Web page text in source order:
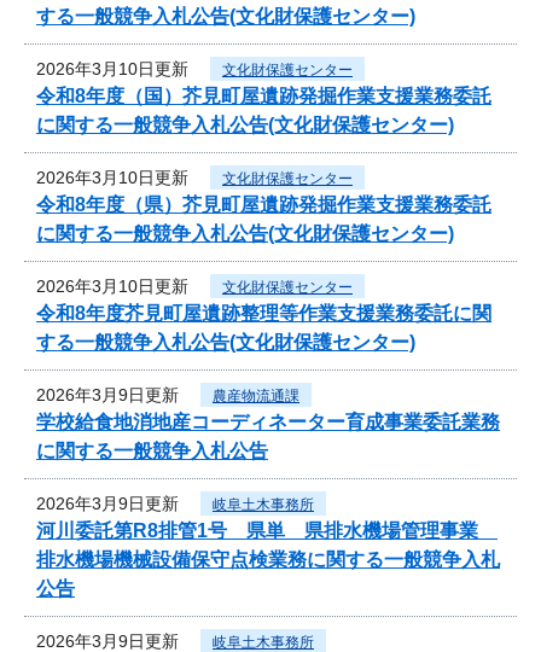
する一般競争入札公告(文化財保護センター)
2026年3月10日更新 文化財保護センター
令和8年度（国）芥見町屋遺跡発掘作業支援業務委託
に関する一般競争入札公告(文化財保護センター)
2026年3月10日更新 文化財保護センター
令和8年度（県）芥見町屋遺跡発掘作業支援業務委託
に関する一般競争入札公告(文化財保護センター)
2026年3月10日更新 文化財保護センター
令和8年度芥見町屋遺跡整理等作業支援業務委託に関
する一般競争入札公告(文化財保護センター)
2026年3月9日更新 農産物流通課
学校給食地消地産コーディネーター育成事業委託業務
に関する一般競争入札公告
2026年3月9日更新 岐阜土木事務所
河川委託第R8排管1号 県単 県排水機場管理事業
排水機場機械設備保守点検業務に関する一般競争入札
公告
2026年3月9日更新 岐阜土木事務所